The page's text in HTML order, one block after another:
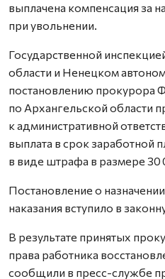
выплачена компенсация за
при увольнении.
Государственной
области и Ненецком
постановлению
по Архангельской области
к административной
выплата в срок заработной
в виде штрафа в размере 30
Постановление о
наказания вступило в
В результате принятых
права работника
сообщили в пресс-службе